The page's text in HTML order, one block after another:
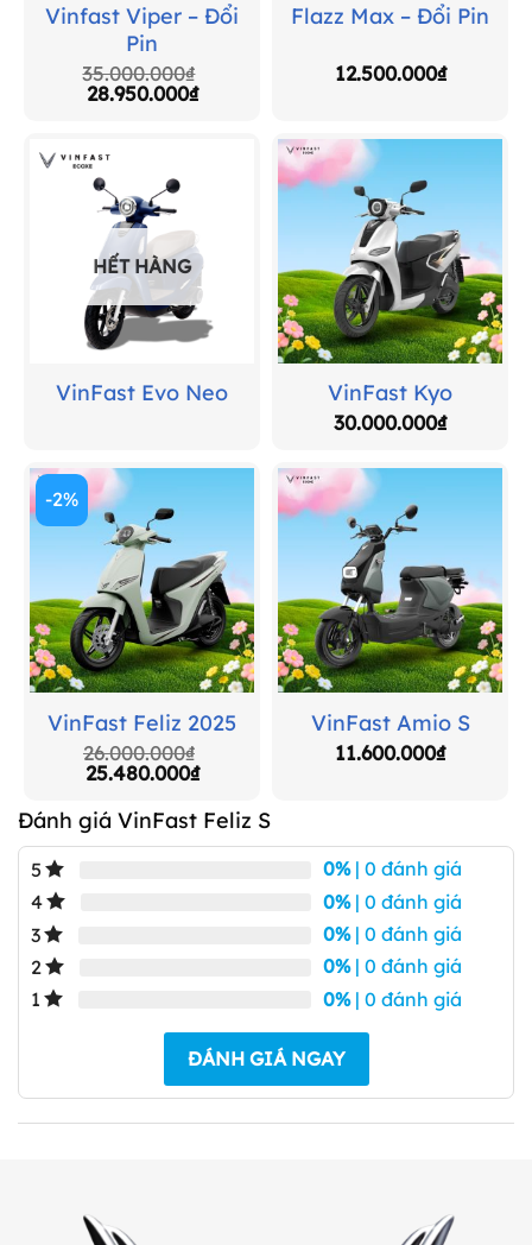
Vinfast Viper – Đổi
Pin
35.000.000₫
Giá
35.000.000₫.
28.950.000₫Giá
28.950.000₫.
Flazz Max – Đổi Pin
12.500.000₫
HẾT HÀNG
VinFast Evo Neo VinFast Kyo
30.000.000₫
-2%
VinFast Feliz 2025
26.000.000₫
Giá
là:
26.000.000₫.
25.480.000₫Giá
tại
là:
25.480.000₫.
VinFast Amio S
11.600.000₫
Đánh giá VinFast Feliz S
5 0%| 0 đánh giá
4
0%| 0 đánh giá
3
0%| 0 đánh giá
2
0%| 0 đánh giá
1
0%| 0 đánh giá
ĐÁNH GIÁ NGAY